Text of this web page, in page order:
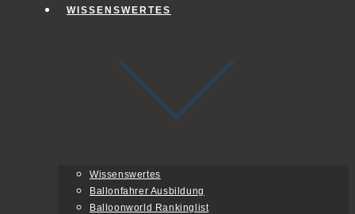
WISSENSWERTES
Wissenswertes
Ballonfahrer Ausbildung
Balloonworld Rankinglist